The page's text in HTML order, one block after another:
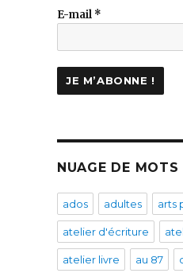
E-mail *
NUAGE DE MOTS
ados adultes arts
atelier d'écriture
atelier livre au 87